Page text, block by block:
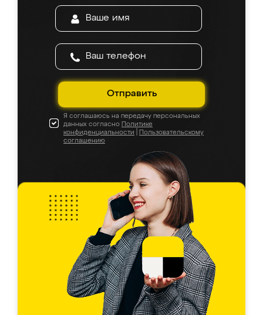
Отправить
Я соглашаюсь на передачу персональных
данных согласно Политике
конфиденциальности
Пользовательскому
соглашению